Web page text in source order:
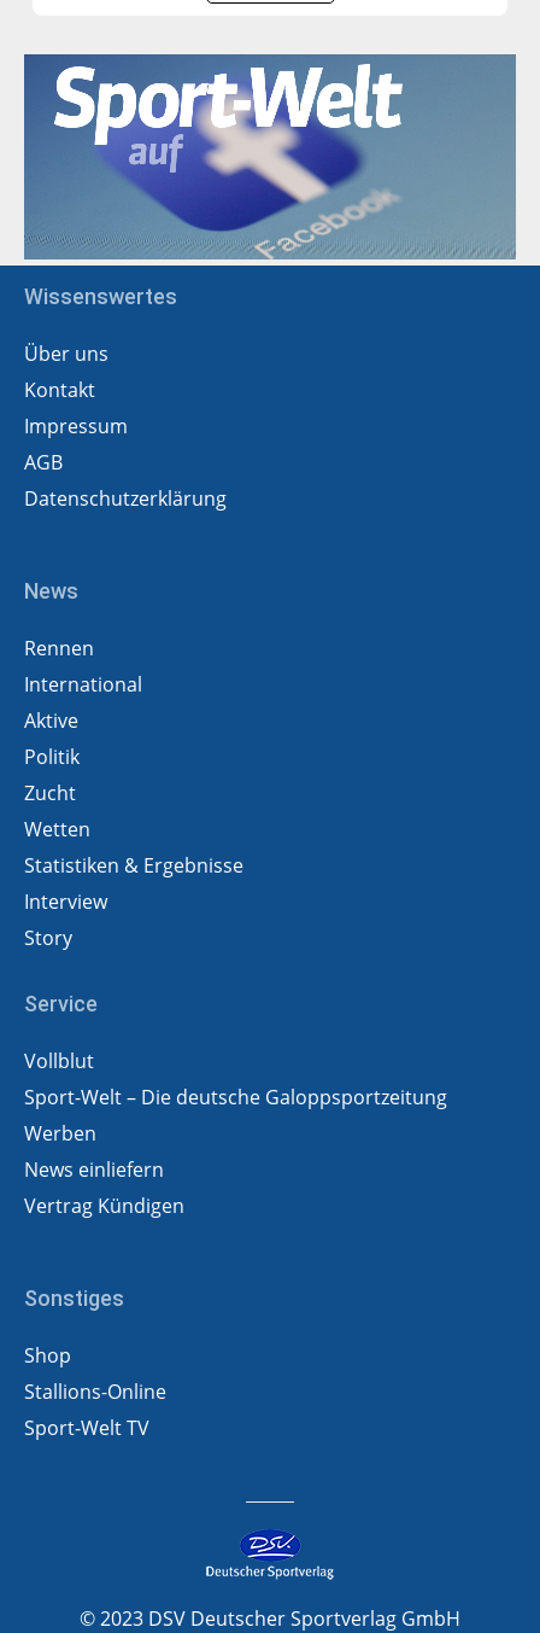
Wissenswertes
Über uns
Kontakt
Impressum
AGB
Datenschutzerklärung
News
Rennen
International
Aktive
Politik
Zucht
Wetten
Statistiken & Ergebnisse
Interview
Story
Service
Vollblut
Sport-Welt – Die deutsche Galoppsportzeitung
Werben
News einliefern
Vertrag Kündigen
Sonstiges
Shop
Stallions-Online
Sport-Welt TV
© 2023 DSV Deutscher Sportverlag GmbH